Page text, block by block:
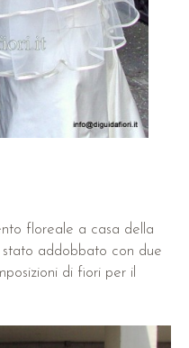
floreale a casa della
stato addobbato con due
di fiori per il